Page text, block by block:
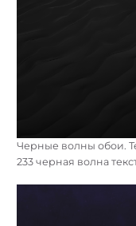
Черные волны обои.
233 черная волна